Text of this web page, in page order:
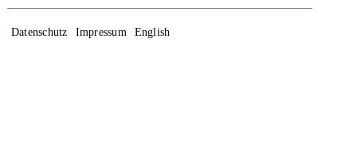
Datenschutz Impressum English